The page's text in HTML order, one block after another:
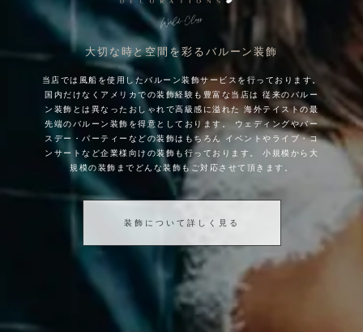
大切な時と空間を彩るバルーン装飾
当店では風船を使用したバルーン装飾サービスを行っております。
国内だけなくアメリカでの装飾経験も豊富な当店は
従来のバルー
ン装飾とは異なったおしゃれで高級感に溢れた
海外テイストの最
先端のバルーン装飾を得意としております。
ウェディングやバー
スデー・パーティーなどの装飾はもちろん
イベントやライブ・コ
ンサートなど企業様向けの装飾も行っております。
小規模から大
規模の装飾までどんな装飾もご対応させて頂きます。
装飾について詳しく見る